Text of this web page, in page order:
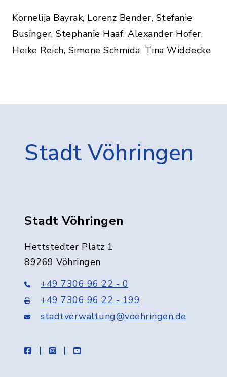
Kornelija Bayrak, Lorenz Bender, Stefanie
Businger, Stephanie Haaf, Alexander Hofer,
Heike Reich, Simone Schmida, Tina Widdecke
Stadt Vöhringen
Stadt Vöhringen
Hettstedter Platz 1
89269 Vöhringen
+49 7306 96 22 - 0
+49 7306 96 22 - 199
stadtverwaltung@voehringen.de
facebookinstagramyoutube